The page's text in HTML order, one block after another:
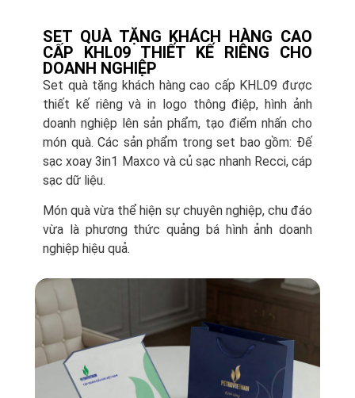
SET QUÀ TẶNG KHÁCH HÀNG CAO
CẤP KHL09 THIẾT KẾ RIÊNG CHO
DOANH NGHIỆP
Set quà tặng khách hàng cao cấp KHL09 được
thiết kế riêng và in logo thông điệp, hình ảnh
doanh nghiệp lên sản phẩm, tạo điểm nhấn cho
món quà. Các sản phẩm trong set bao gồm: Đế
sạc xoay 3in1 Maxco và củ sạc nhanh Recci, cáp
sạc dữ liệu.
Món quà vừa thể hiện sự chuyên nghiệp, chu đáo
vừa là phương thức quảng bá hình ảnh doanh
nghiệp hiệu quả.